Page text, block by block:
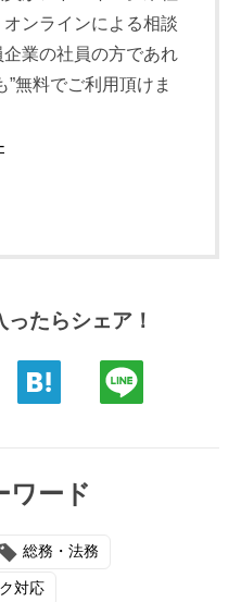
ンラインによる相談
業の社員の方であれ
”無料でご利用頂けま
たらシェア！
ワード
総務・法務
対応